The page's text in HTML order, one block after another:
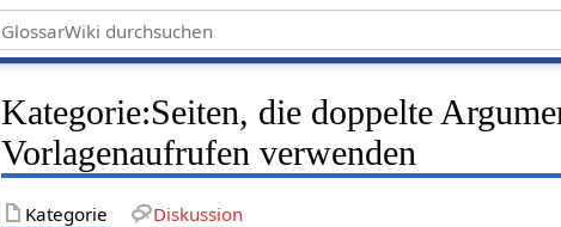
Kategorie:Seiten, die doppelte
Vorlagenaufrufen verwenden
Kategorie Diskussion